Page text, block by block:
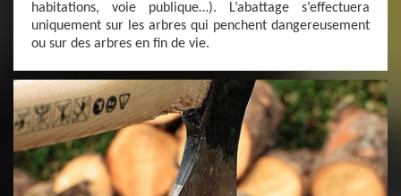
habitations, voie publique…). L’abattage s’effectuera
uniquement sur les arbres qui penchent dangereusement
ou sur des arbres en fin de vie.